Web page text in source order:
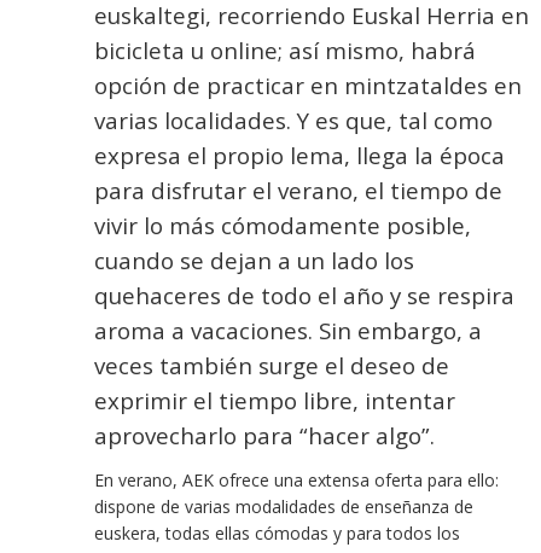
euskaltegi, recorriendo Euskal Herria en
bicicleta u online; así mismo, habrá
opción de practicar en mintzataldes en
varias localidades. Y es que, tal como
expresa el propio lema, llega la época
para disfrutar el verano, el tiempo de
vivir lo más cómodamente posible,
cuando se dejan a un lado los
quehaceres de todo el año y se respira
aroma a vacaciones. Sin embargo, a
veces también surge el deseo de
exprimir el tiempo libre, intentar
aprovecharlo para “hacer algo”.
En verano, AEK ofrece una extensa oferta para ello:
dispone de varias modalidades de enseñanza de
euskera, todas ellas cómodas y para todos los